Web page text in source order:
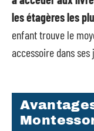
les étagères les
enfant trouve le
accessoire dans